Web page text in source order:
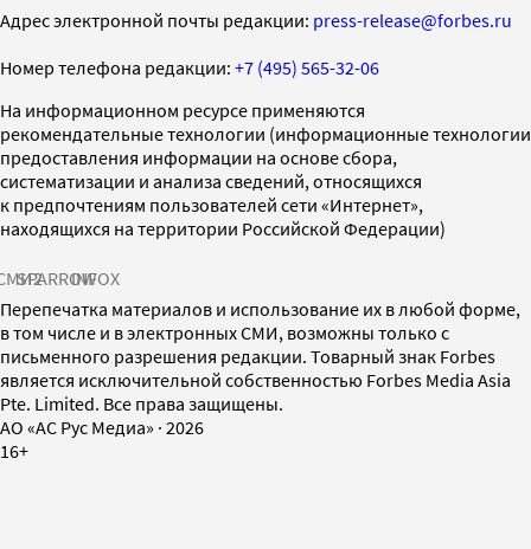
Адрес электронной почты редакции: press-release@forbes.ru
Номер телефона редакции: +7 (495) 565-32-06
На информационном ресурсе применяются
рекомендательные технологии (информационные технологии
предоставления информации на основе сбора,
систематизации и анализа сведений, относящихся
к предпочтениям пользователей сети «Интернет»,
находящихся на территории Российской Федерации)
SPARROWINFOX
Перепечатка материалов и использование их в любой форме,
в том числе и в электронных СМИ, возможны только с
письменного разрешения редакции. Товарный знак Forbes
является исключительной собственностью Forbes Media Asia
Pte. Limited. Все права защищены.
AO «АС Рус Медиа» · 2026
16+